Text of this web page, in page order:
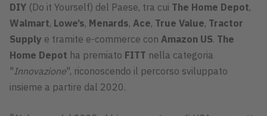
DIY (Do it Yourself) del Paese, tra cui The Home Depot,
Walmart, Lowe’s, Menards, Ace, True Value, Tractor
Supply e tramite e-commerce con Amazon US. The
Home Depot ha premiato FITT nella categoria
" Innovazione", riconoscendo il percorso sviluppato
insieme a partire dal 2020.